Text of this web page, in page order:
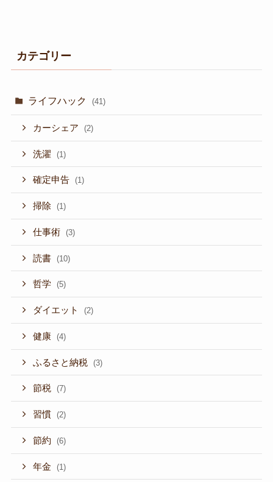
カテゴリー
ライフハック (41)
カーシェア (2)
洗濯 (1)
確定申告 (1)
掃除 (1)
仕事術 (3)
読書 (10)
哲学 (5)
ダイエット (2)
健康 (4)
ふるさと納税 (3)
節税 (7)
習慣 (2)
節約 (6)
年金 (1)